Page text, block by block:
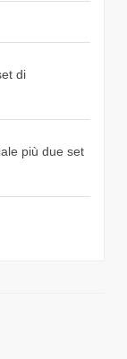
di
più due set